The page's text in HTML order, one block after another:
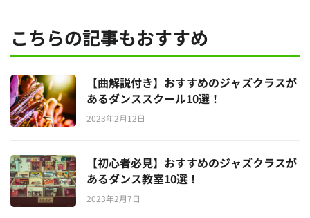
こちらの記事もおすすめ
【曲解説付き】おすすめのジャズクラスが
あるダンススクール10選！
2023年2月12日
【初心者必見】おすすめのジャズクラスが
あるダンス教室10選！
2023年2月7日